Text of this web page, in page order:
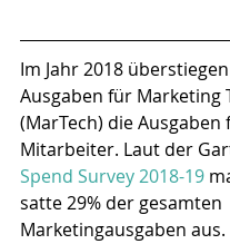
Im Jahr 2018
Ausgaben für Marketing
(MarTech) die Ausgaben
Mitarbeiter. Laut der
Spend Survey 2018-19
satte 29% der gesamten
Marketingausgaben aus.